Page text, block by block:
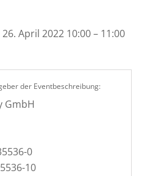
April 2022 10:00 – 11:00
der Eventbeschreibung:
GmbH
0
10